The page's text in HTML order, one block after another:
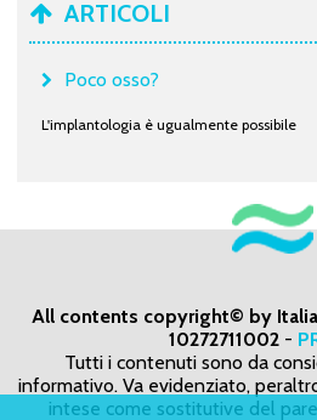
ARTICOLI
Poco osso?
L'implantologia è ugualmente possibile
All contents copyright© by Italia
10272711002 -
Tutti i contenuti sono da
informativo. Va evidenziato,
intese come sostitutive del